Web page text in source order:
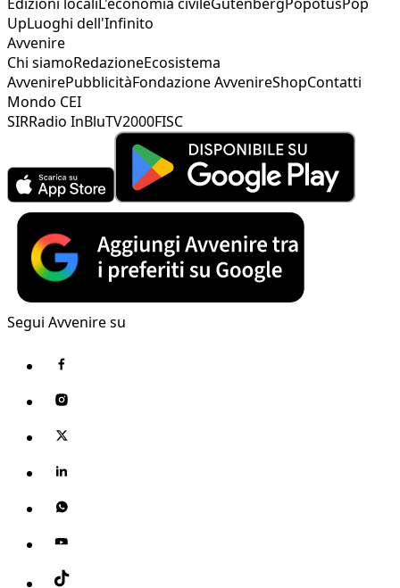
UpLuoghi dell'Infinito
Avvenire
Chi siamoRedazioneEcosistema
AvvenirePubblicitàFondazione AvvenireShopContatti
Mondo CEI
SIRRadio InBluTV2000FISC
Segui Avvenire su